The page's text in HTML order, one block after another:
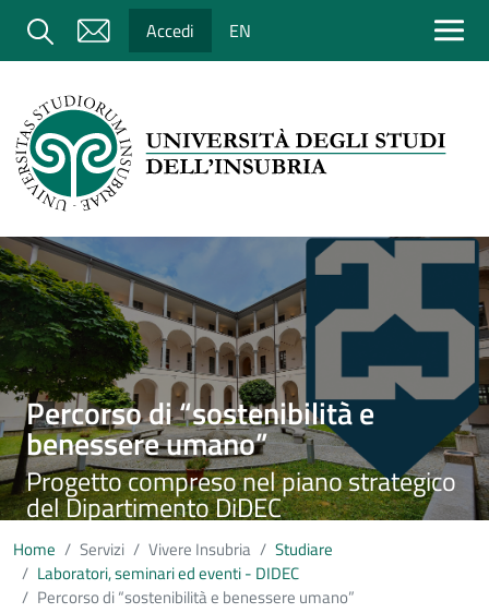
Salta al contenuto principale
Cerca Accedi EN
Immagine
Percorso di “sostenibilità e
benessere umano”
Progetto compreso nel piano strategico
del Dipartimento DiDEC
Home Servizi Vivere Insubria
Studiare
Laboratori, seminari ed eventi - DIDEC
Percorso di “sostenibilità e benessere umano”